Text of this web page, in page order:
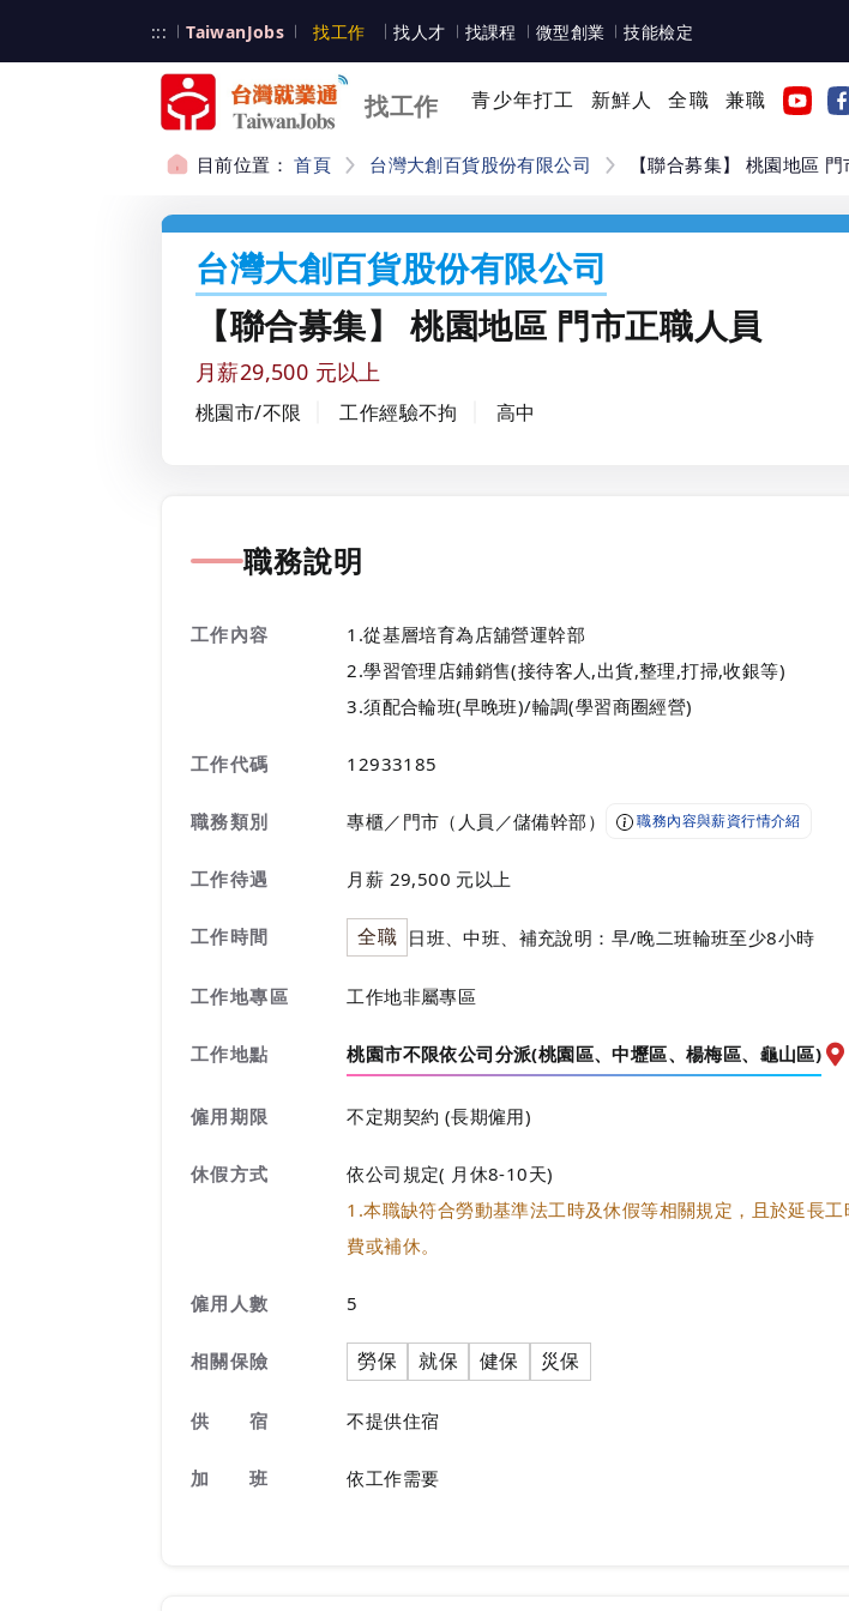
::: TaiwanJobs 台灣就業通
找工作 台灣就業通
找人才 找課程 微型創業 技能檢定
找工作 青少年打工 新鮮人 全職 兼職
目前位置：首頁 台灣大創百貨股份有限公司 【聯合募集】 桃園地區
台灣大創百貨股份有限公司
【聯合募集】 桃園地區 門市正職人員
月薪29,500 元以上
桃園市/不限 工作經驗不拘 高中
職務說明
工作內容
1.從基層培育為店舖營運幹部
2.學習管理店鋪銷售(接待客人,出貨,整理,打掃,收銀等)
3.須配合輪班(早晚班)/輪調(學習商圈經營)
工作代碼 12933185
職務類別 專櫃／門市（人員／儲備幹部） 職務內容與薪資行情介紹
工作待遇 月薪 29,500 元以上
工作時間 全職 日班、中班、補充說明：早/晚二班輪班至少8小時
工作地專區 工作地非屬專區
工作地點 桃園市不限依公司分派(桃園區、中壢區、楊梅區、龜山區)前
僱用期限 不定期契約 (長期僱用)
休假方式
依公司規定( 月休8-10天)
1.本職缺符合勞動基準法工時及休假等相關規定，且於延長
費或補休。
僱用人數 5
相關保險 勞保 就保 健保 災保
供 宿 不提供住宿
加 班 依工作需要